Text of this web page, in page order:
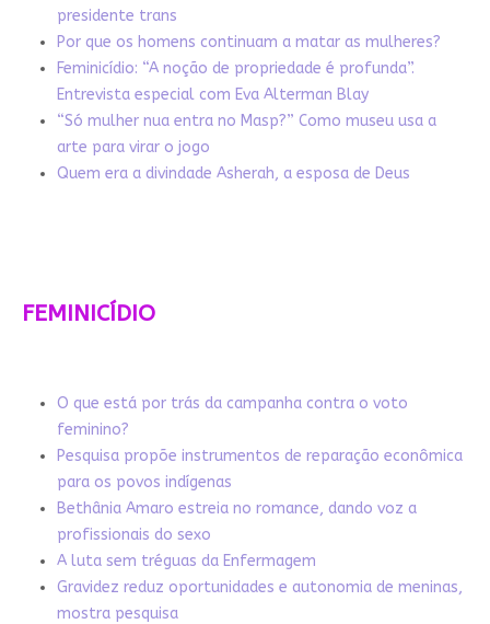
presidente trans
Por que os homens continuam a matar as mulheres?
Feminicídio: “A noção de propriedade é profunda”.
Entrevista especial com Eva Alterman Blay
“Só mulher nua entra no Masp?” Como museu usa a
arte para virar o jogo
Quem era a divindade Asherah, a esposa de Deus
FEMINICÍDIO
O que está por trás da campanha contra o voto
feminino?
Pesquisa propõe instrumentos de reparação econômica
para os povos indígenas
Bethânia Amaro estreia no romance, dando voz a
profissionais do sexo
A luta sem tréguas da Enfermagem
Gravidez reduz oportunidades e autonomia de meninas,
mostra pesquisa